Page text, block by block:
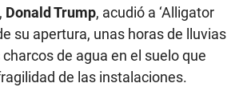
Donald Trump, acudió a ‘Alligator
su apertura, unas horas de lluvias
de agua en el suelo que
de las instalaciones.